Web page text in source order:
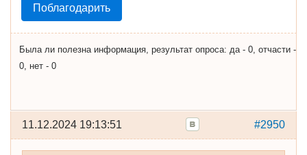
Поблагодарить
Была ли полезна информация, результат опроса: да - 0, отчасти -
0, нет - 0
#2950
11.12.2024 19:13:51